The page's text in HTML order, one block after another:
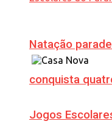
Natação
conquista
Jogos